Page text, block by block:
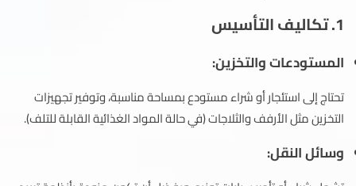
1. تكاليف التأسيس
المستودعات والتخزين:
تحتاج إلى استئجار أو شراء مستودع بمساحة مناسبة، وتوفير تجهيزات
التخزين مثل الأرفف والثلاجات (في حالة المواد الغذائية القابلة للتلف).
وسائل النقل: